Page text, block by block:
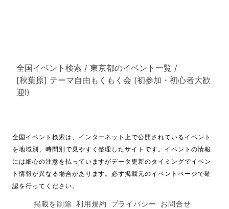
全国イベント検索 / 東京都のイベント一覧 /
[秋葉原] テーマ自由もくもく会 (初参加・初心者大歓
迎!)
全国イベント検索は、インターネット上で公開されているイベント
を地域別、時間別で見やすく整理したサイトです。イベントの情報
には細心の注意を払っていますがデータ更新のタイミングでイベン
ト情報が異なる場合があります。必ず掲載元のイベントページで確
認を行ってください。
掲載を削除 利用規約 プライバシー お問合せ